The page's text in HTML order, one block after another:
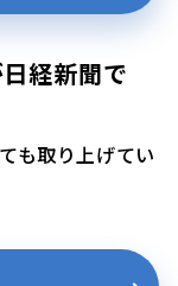
経新聞で
も取り上げてい